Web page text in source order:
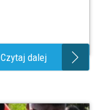
Czytaj dalej